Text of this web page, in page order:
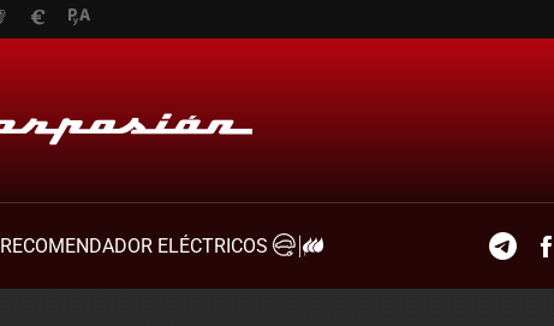
RECOMENDADOR ELÉCTRICOS